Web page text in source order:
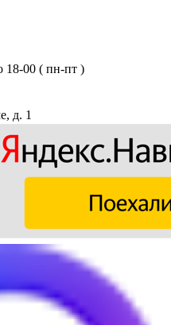
18-00 ( пн-пт )
д. 1